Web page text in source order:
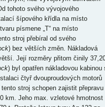
tohoto svého vývojového
šípového křídla na místo
písmene „T“ na místo
stroj přebíral od svého
) bez větších změn. Nákladová
Její rozměry přitom činily
) byl opatřen nákladovou kabinou
čtyř dvouproudových motorů
stroj schopen zajistit přepravu
km. Jeho max. vzletové hmotnost